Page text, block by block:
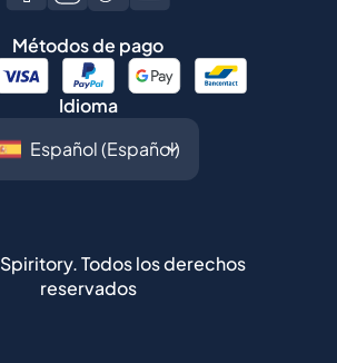
Métodos de pago
Idioma
Spiritory.Todos los derechos
reservados